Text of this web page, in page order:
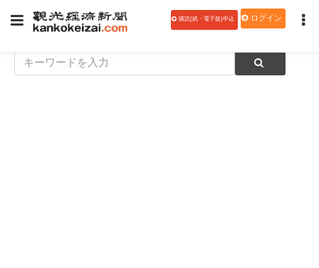
購読(紙・電子版)申込 ログイン